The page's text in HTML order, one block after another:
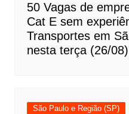
50 Vagas de
Cat E sem
Transportes em
nesta terça (26/08)
São Paulo e Região (SP)